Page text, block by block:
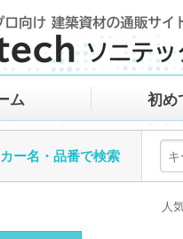
ム 初め
ー名・品番で検索
人